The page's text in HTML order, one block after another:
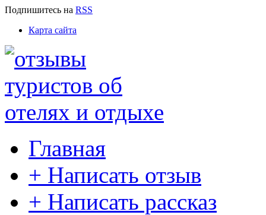
Подпишитесь на RSS
Карта сайта
Главная
+ Написать отзыв
+ Написать рассказ